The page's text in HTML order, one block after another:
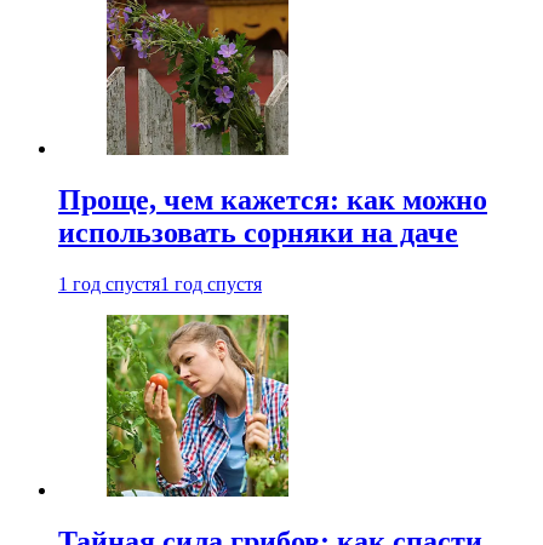
Проще, чем кажется: как можно
использовать сорняки на даче
1 год спустя1 год спустя